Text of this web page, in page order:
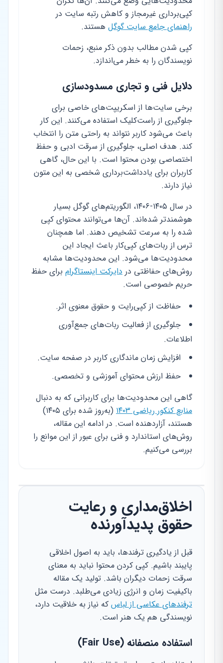
کپی‌برداری غیرمجاز و کاهش رتبه سایت در
راهنمای جامع سایت گوگل هستند.
کپی شدن مطالب بدون ذکر منبع، زحمات
نویسندگان را به خطر می‌اندازد.
دلایل فنی و تجاری مسدودسازی
برخی سایت‌ها از اسکریپت‌های خاصی برای
جلوگیری از راست‌کلیک استفاده می‌کنند. این کار
باعث می‌شود کاربر نتواند به راحتی متن را انتخاب
کند. هدف اصلی، جلوگیری از سرقت ادبی و حفظ
اختصاصی بودن محتوا است. با این حال، گاهی
کاربران برای یادداشت‌برداری شخصی به این متون
نیاز دارند.
در سال ۱۴۰۵-۱۴۰۶، الگوریتم‌های گوگل بسیار
هوشمندتر شده‌اند. آن‌ها می‌توانند محتوای کپی
شده را به سرعت تشخیص دهند. اما همچنان
ترس از ربات‌های کپی‌کار باعث ایجاد این
محدودیت‌ها می‌شود. این محدودیت‌ها مشابه
روش‌های حفاظتی در دایرکت اینستاگرام برای حفظ
حریم خصوصی است.
حفاظت از کپی‌رایت و حقوق معنوی اثر.
جلوگیری از فعالیت ربات‌های جمع‌آوری
اطلاعات.
افزایش زمان ماندگاری کاربر در صفحه سایت.
حفظ ارزش محتوای آموزشی و تخصصی.
گاهی این محدودیت‌ها برای کاربرانی که به دنبال
منابع کنکور ریاضی ۱۴۰۳
(به‌روز شده برای ۱۴۰۵)
هستند، آزاردهنده است. در ادامه این مقاله،
روش‌های استاندارد و فنی برای عبور از این موانع را
بررسی می‌کنیم.
اخلاق‌مداری و رعایت
حقوق پدیدآورنده
قبل از یادگیری ترفندها، باید به اصول اخلاقی
پایبند باشیم. کپی کردن محتوا نباید به معنای
سرقت زحمات دیگران باشد. تولید یک مقاله
باکیفیت زمان و انرژی زیادی می‌طلبد. درست مثل
ترفندهای عکاسی از لباس که نیاز به خلاقیت دارد،
نویسندگی هم یک هنر است.
استفاده منصفانه (Fair Use)